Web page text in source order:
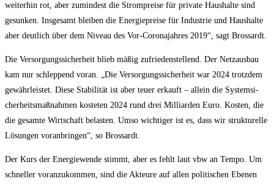
wei­ter­hin rot, aber zumin­dest die Strom­prei­se für pri­va­te Haus­hal­te sind
gesun­ken. Ins­ge­samt blei­ben die Ener­gie­prei­se für Indus­trie und Haus­hal­te
aber deut­lich über dem Niveau des Vor-Coro­na­jah­res 2019“, sagt Brossardt.
Die Ver­sor­gungs­si­cher­heit blieb mäßig zufrie­den­stel­lend. Der Netz­aus­bau
kam nur schlep­pend vor­an. „Die Ver­sor­gungs­si­cher­heit war 2024 trotz­dem
gewähr­leis­tet. Die­se Sta­bi­li­tät ist aber teu­er erkauft – allein die Sys­tem­si­
cher­heits­maß­nah­men kos­te­ten 2024 rund drei Mil­li­ar­den Euro. Kos­ten, die
die gesam­te Wirt­schaft belas­ten. Umso wich­ti­ger ist es, dass wir struk­tu­rel­le
Lösun­gen vor­an­brin­gen“, so Brossardt.
Der Kurs der Ener­gie­wen­de stimmt, aber es fehlt laut vbw an Tem­po. Um
schnel­ler vor­an­zu­kom­men, sind die Akteu­re auf allen poli­ti­schen Ebe­nen